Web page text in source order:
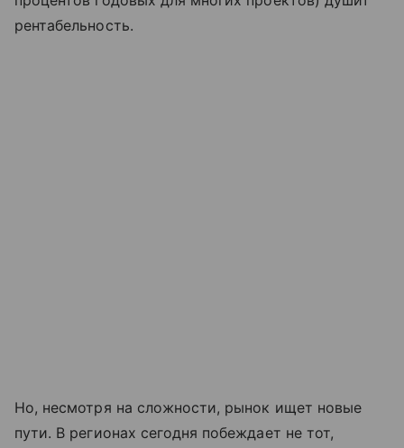
рентабельность.
Но, несмотря на сложности, рынок ищет новые
пути. В регионах сегодня побеждает не тот,